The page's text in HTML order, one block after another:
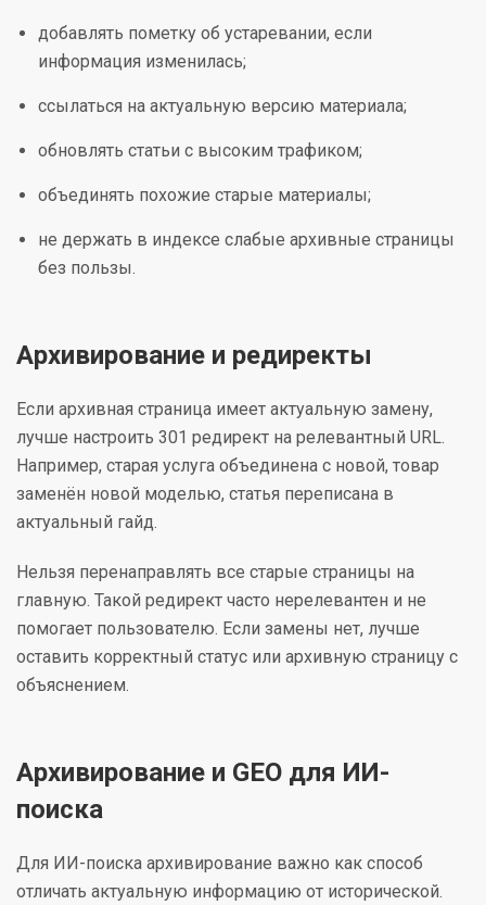
добавлять пометку об устаревании, если
информация изменилась;
ссылаться на актуальную версию материала;
обновлять статьи с высоким трафиком;
объединять похожие старые материалы;
не держать в индексе слабые архивные страницы
без пользы.
Архивирование и редиректы
Если архивная страница имеет актуальную замену,
лучше настроить 301 редирект на релевантный URL.
Например, старая услуга объединена с новой, товар
заменён новой моделью, статья переписана в
актуальный гайд.
Нельзя перенаправлять все старые страницы на
главную. Такой редирект часто нерелевантен и не
помогает пользователю. Если замены нет, лучше
оставить корректный статус или архивную страницу с
объяснением.
Архивирование и GEO для ИИ-
поиска
Для ИИ-поиска архивирование важно как способ
отличать актуальную информацию от исторической.